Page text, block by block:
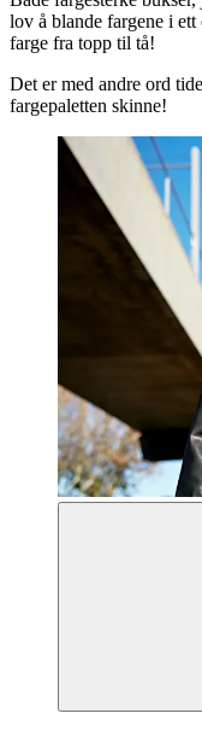
lov å blande fargene i
farge fra topp til tå!
Det er med andre ord
fargepaletten skinne!